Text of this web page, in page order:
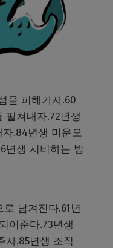
을 피해가자.60
펼쳐내자.72년생
.84년생 미운오
년생 시비하는 방
남겨진다.61년
어준다.73년생
자.85년생 조직